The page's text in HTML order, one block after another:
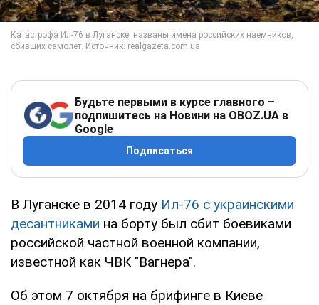
Будьте первыми в курсе главного –
подпишитесь на Новини на OBOZ.UA в
Google
Подписаться
В Луганске в 2014 году Ил-76 с украинскими
десантниками на борту был сбит боевиками
российской частной военной компании,
известной как ЧВК "Вагнера".
Об этом 7 октября на брифинге в Киеве